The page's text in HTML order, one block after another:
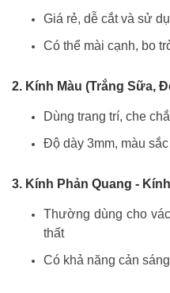
Giá rẻ, dễ cắt và sử
Có thể mài cạnh, bo
2. Kính Màu (Trắng Sữa,
Dùng trang trí, che
Độ dày 3mm, màu
3. Kính Phản Quang -
Thường dùng cho
thất
Có khả năng cản